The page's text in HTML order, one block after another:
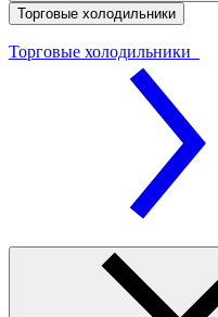
Торговые холодильники
Торговые холодильники